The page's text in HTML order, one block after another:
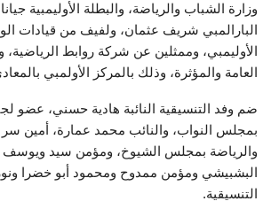
وزارة الشباب والرياضة، والبطلة الأوليمبية
البارالمبي شريف عثمان، ولفيف من قيادات
الأوليمبي، وممثلين عن شركة روابط
العامة والمؤثرة، وذلك بالمركز الأولمبي
ضم وفد التنسيقية النائبة هادية حسني، عضو
بمجلس النواب، والنائب محمد عمارة، أمين
والرياضة بمجلس الشيوخ، ومؤمن سيد ويوسف
البشبيشي ومؤمن ممدوح ومحمود أبو خضرا
التنسيقية.